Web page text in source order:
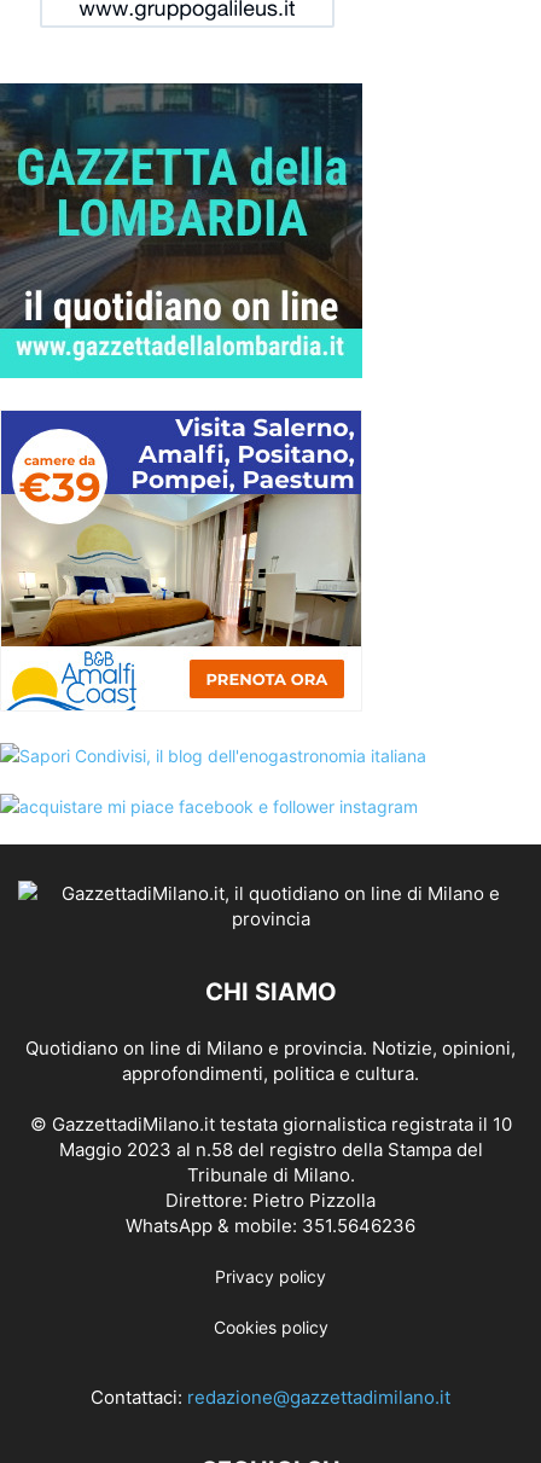
CHI SIAMO
Quotidiano on line di Milano e provincia. Notizie, opinioni,
approfondimenti, politica e cultura.
© GazzettadiMilano.it testata giornalistica registrata il 10
Maggio 2023 al n.58 del registro della Stampa del
Tribunale di Milano.
Direttore: Pietro Pizzolla
WhatsApp & mobile: 351.5646236
Privacy policy
Cookies policy
Contattaci: redazione@gazzettadimilano.it